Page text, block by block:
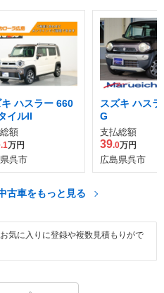
キ ハスラー 660
イルII
額
.1万円
呉市
スズキ ハス
G
支払総額
39.0万円
広島県呉市
古車をもっと見る
気に入りに登録や複数見積もりがで